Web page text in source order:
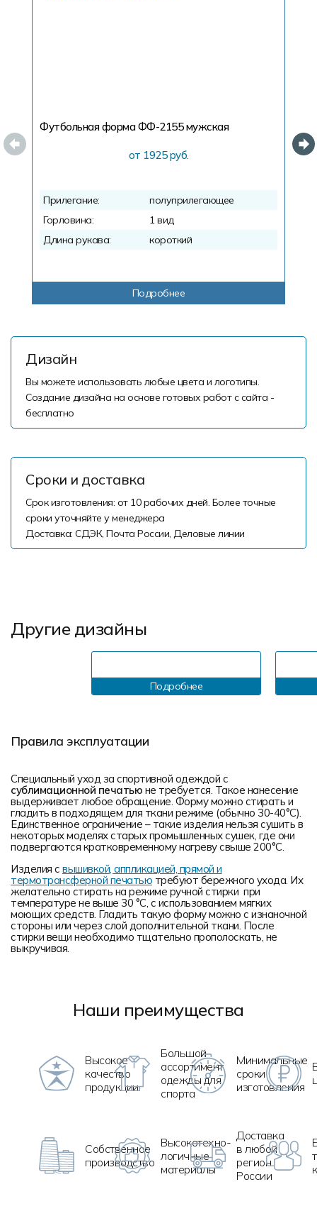
Футбольная форма ФФ-2155мужская
от 1925 руб.
Прилегание:
полуприлегающее
Горловина:
1 вид
Длина рукава:
короткий
Подробнее
Дизайн
Вы можете использовать любые цвета и логотипы.
Создание дизайна на основе готовых работ с сайта -
бесплатно
Сроки и доставка
Срок изготовления: от 10 рабочих дней. Более точные
сроки уточняйте у менеджера
Доставка: СДЭК, Почта России, Деловые линии
Другие дизайны
Подробнее
Правила эксплуатации
Специальный уход за спортивной одеждой с
сублимационной печатью не требуется. Такое нанесение
выдерживает любое обращение. Форму можно стирать и
гладить в подходящем для ткани режиме (обычно 30-40°С).
Единственное ограничение – такие изделия нельзя сушить в
некоторых моделях старых промышленных сушек, где они
подвергаются кратковременному нагреву свыше 200°С.
Изделия с вышивкой, аппликацией, прямой и
термотрансферной печатью требуют бережного ухода. Их
желательно стирать на режиме ручной стирки при
температуре не выше 30 °C, с использованием мягких
моющих средств. Гладить такую форму можно с изнаночной
стороны или через слой дополнительной ткани. После
стирки вещи необходимо тщательно прополоскать, не
выкручивая.
Наши преимущества
Высокое
качество
продукции
Большой
ассортимент
одежды для
спорта
Минимальные
сроки
изготовления
Собственное
производство
Высокотехно-
логичные
материалы
Доставка
в любой
регион
России